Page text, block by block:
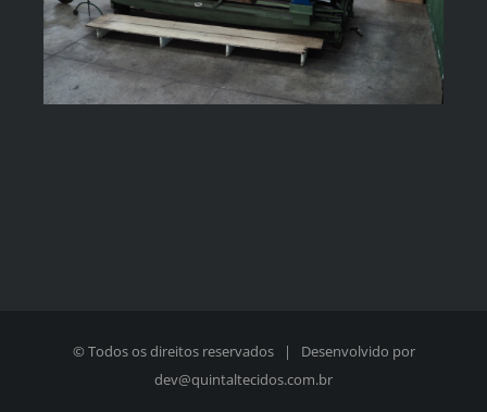
© Todos os direitos reservados | Desenvolvido por
dev@quintaltecidos.com.br